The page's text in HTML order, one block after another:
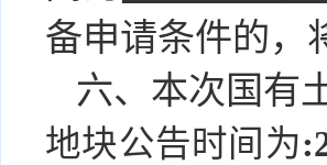
备申请条件的，
六、本次国有
地块公告时间为: